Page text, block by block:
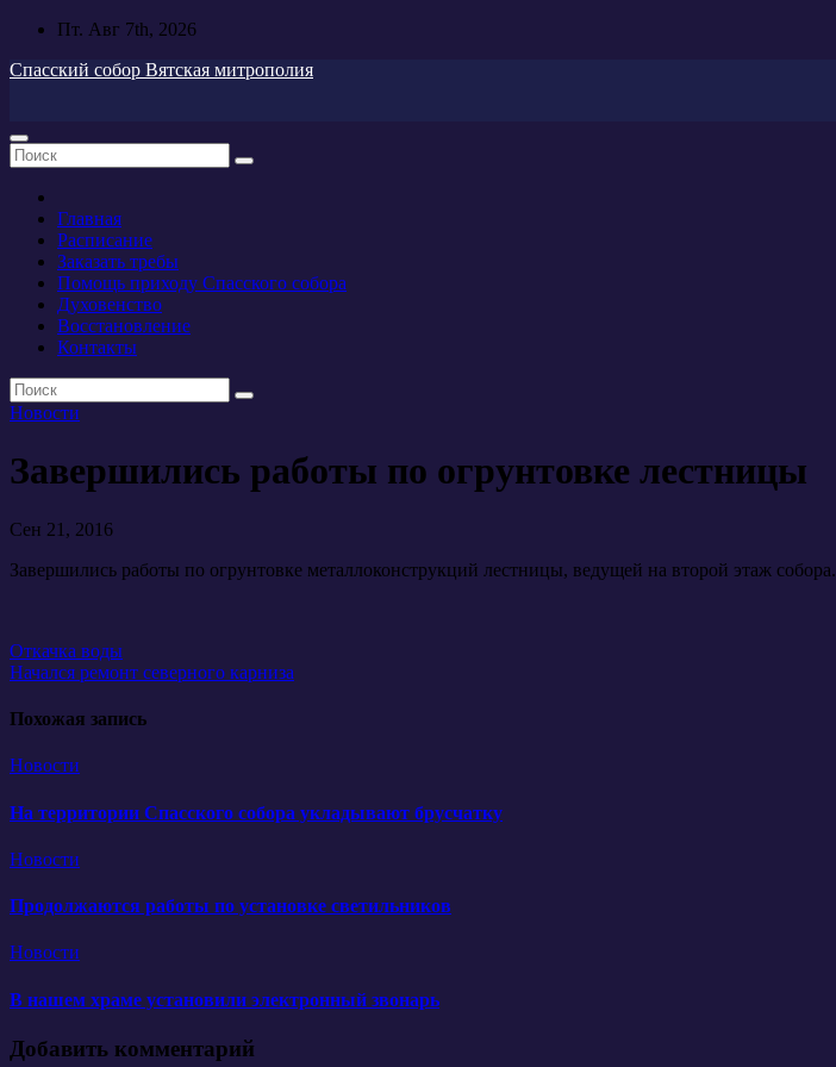
Перейти
содержимому
Пт. Авг 7th, 2026
Спасский собор Вятская митрополия
Главная
Расписание
Заказать требы
Помощь приходу Спасского собора
Духовенство
Восстановление
Контакты
Новости
Завершились работы по огрунтовке лестницы
Сен 21, 2016
Завершились работы по огрунтовке металлоконструкций лестницы, ведущей на второй этаж собора.
Навигация
по
записям
Откачка воды
Начался ремонт северного карниза
Похожая запись
Новости
На территории Спасского собора укладывают брусчатку
Новости
Продолжаются работы по установке светильников
Новости
В нашем храме установили электронный звонарь
Добавить комментарий